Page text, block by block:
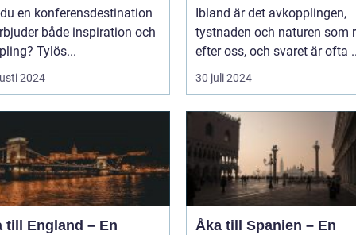
en konferensdestination
både inspiration och
Tylös...
2024
Ibland är det avkopplingen,
tystnaden och naturen som
efter oss, och svaret är ofta
30 juli 2024
till England – En
Åka till Spanien – En